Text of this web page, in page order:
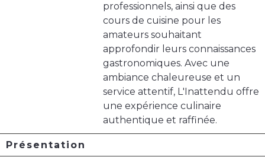
professionnels, ainsi que des
cours de cuisine pour les
amateurs souhaitant
approfondir leurs connaissances
gastronomiques. Avec une
ambiance chaleureuse et un
service attentif, L'Inattendu offre
une expérience culinaire
authentique et raffinée.
Présentation